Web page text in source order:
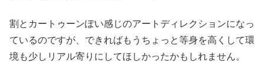
割とカートゥーンぽい感じのアートディレクションになっ
ているのですが、できればもうちょっと等身を高くして環
境も少しリアル寄りにしてほしかったかもしれません。